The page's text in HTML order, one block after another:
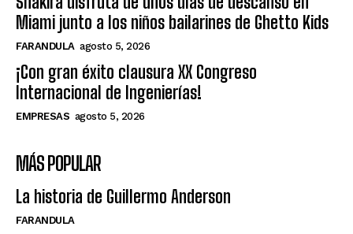
Miami junto a los niños bailarines de Ghetto Kids
FARANDULA agosto 5, 2026
¡Con gran éxito clausura XX Congreso
Internacional de Ingenierías!
EMPRESAS agosto 5, 2026
MÁS POPULAR
La historia de Guillermo Anderson
FARANDULA